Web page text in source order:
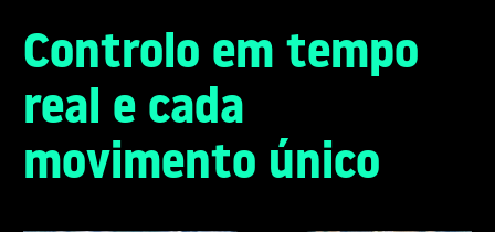
Controlo em tempo
real e cada
movimento único